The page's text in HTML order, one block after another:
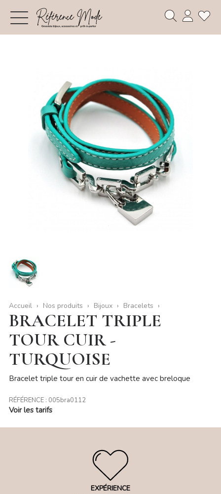
Accueil Nos produits Bijoux Bracelets
BRACELET TRIPLE
TOUR CUIR -
TURQUOISE
Bracelet triple tour en cuir de vachette avec breloque
RÉFÉRENCE : 005bra0112
Voir les tarifs
EXPÉRIENCE